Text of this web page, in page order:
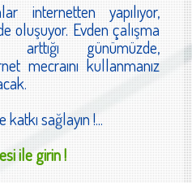
internetten yapılıyor,
oluşuyor. Evden çalışma
arttığı günümüzde,
mecraını kullanmanız
sağlayın !...
ile girin !